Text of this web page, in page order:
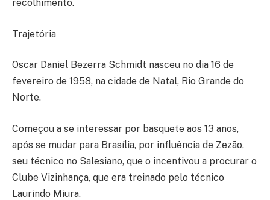
recolhimento.
Trajetória
Oscar Daniel Bezerra Schmidt nasceu no dia 16 de
fevereiro de 1958, na cidade de Natal, Rio Grande do
Norte.
Começou a se interessar por basquete aos 13 anos,
após se mudar para Brasília, por influência de Zezão,
seu técnico no Salesiano, que o incentivou a procurar o
Clube Vizinhança, que era treinado pelo técnico
Laurindo Miura.